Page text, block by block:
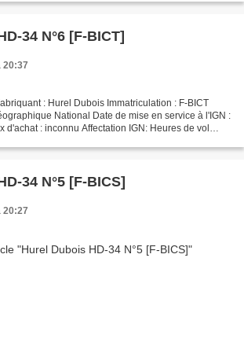
34 N°6 [F-BICT]
20:37
: Hurel Dubois Immatriculation : F-BICT
National Date de mise en service à l'IGN :
d'achat : inconnu Affectation IGN: Heures de vol
34 N°5 [F-BICS]
20:27